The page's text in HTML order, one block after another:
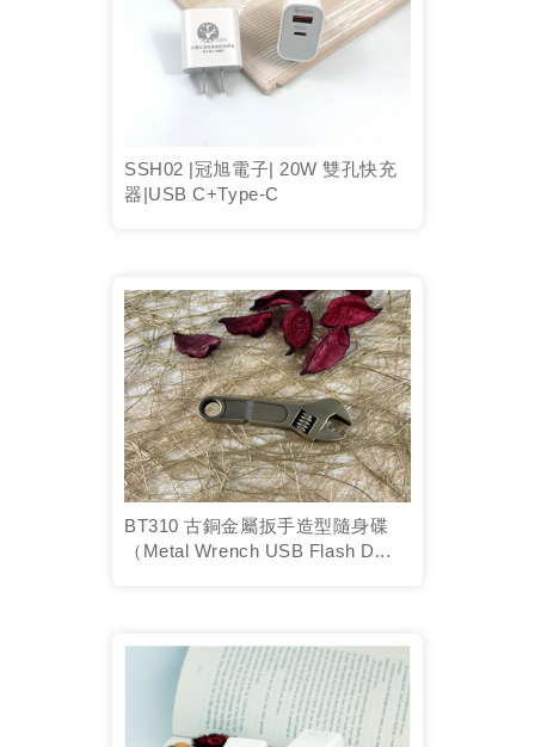
SSH02 |冠旭電子| 20W 雙孔快充
器|USB C+Type-C
BT310 古銅金屬扳手造型隨身碟
（Metal Wrench USB Flash D...